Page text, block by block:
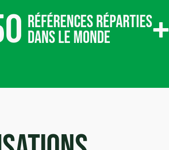
références réparties
dans le monde +